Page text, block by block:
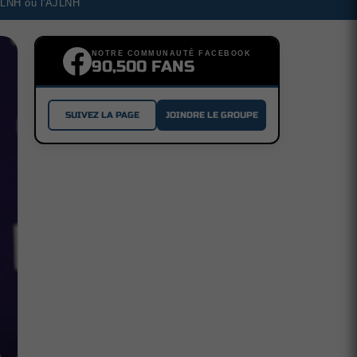
ou l'AJLNH
NOTRE COMMUNAUTÉ FACEBOOK
90,500 FANS
SUIVEZ LA PAGE JOINDRE LE GROUPE